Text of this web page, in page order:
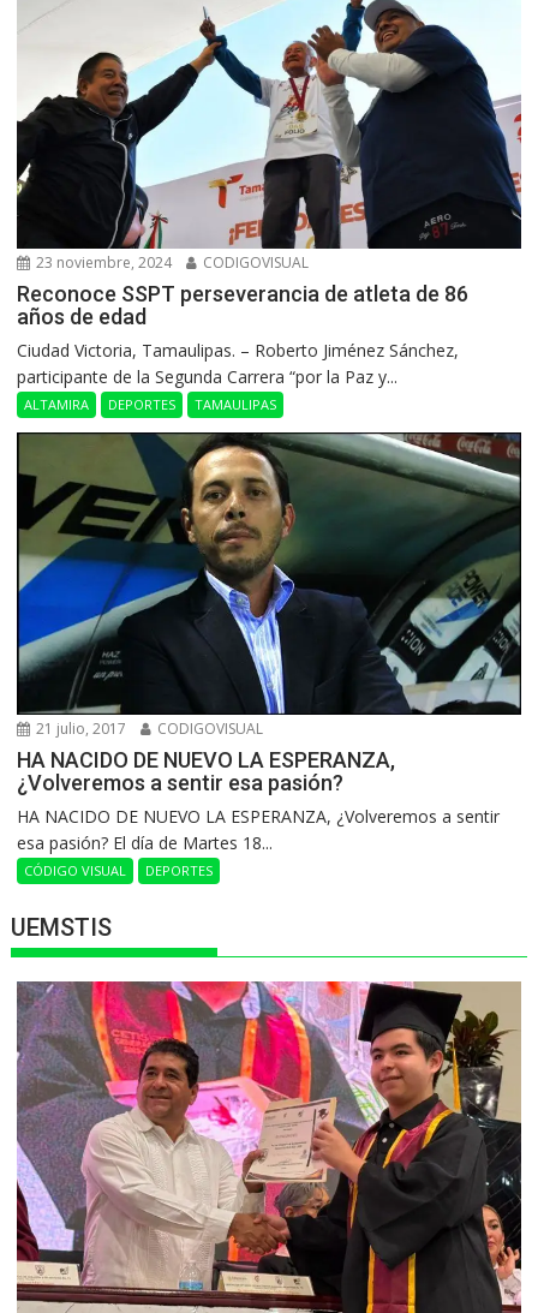
23 noviembre, 2024 CODIGOVISUAL
Reconoce SSPT perseverancia de atleta de 86
años de edad
Ciudad Victoria, Tamaulipas. – Roberto Jiménez Sánchez,
participante de la Segunda Carrera “por la Paz y...
ALTAMIRA DEPORTES TAMAULIPAS
21 julio, 2017 CODIGOVISUAL
HA NACIDO DE NUEVO LA ESPERANZA,
¿Volveremos a sentir esa pasión?
HA NACIDO DE NUEVO LA ESPERANZA, ¿Volveremos a sentir
esa pasión? El día de Martes 18...
CÓDIGO VISUAL DEPORTES
UEMSTIS